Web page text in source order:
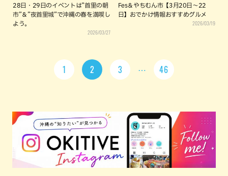
28日・29日のイベントは”首里の朝
市”＆”夜首里城”で沖縄の春を満喫し
よう。
2026/03/27
Fes＆やちむん市【3月20日〜22
日】おでかけ情報おすすめグルメ
2026/03/19
1 2 3 46